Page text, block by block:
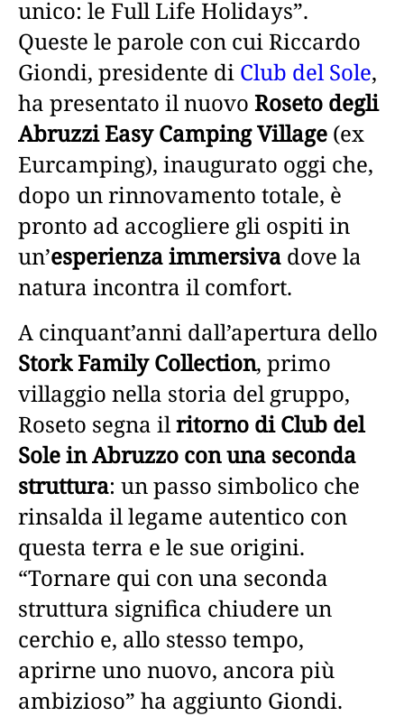
unico: le Full Life Holidays”.
Queste le parole con cui Riccardo
Giondi, presidente di Club del Sole,
ha presentato il nuovo Roseto degli
Abruzzi Easy Camping Village (ex
Eurcamping), inaugurato oggi che,
dopo un rinnovamento totale, è
pronto ad accogliere gli ospiti in
un’esperienza immersiva dove la
natura incontra il comfort.
A cinquant’anni dall’apertura dello
Stork Family Collection, primo
villaggio nella storia del gruppo,
Roseto segna ilritorno di Club del
Sole in Abruzzo con una seconda
struttura: un passo simbolico che
rinsalda il legame autentico con
questa terra e le sue origini.
“Tornare qui con una seconda
struttura significa chiudere un
cerchio e, allo stesso tempo,
aprirne uno nuovo, ancora più
ambizioso” ha aggiunto Giondi.